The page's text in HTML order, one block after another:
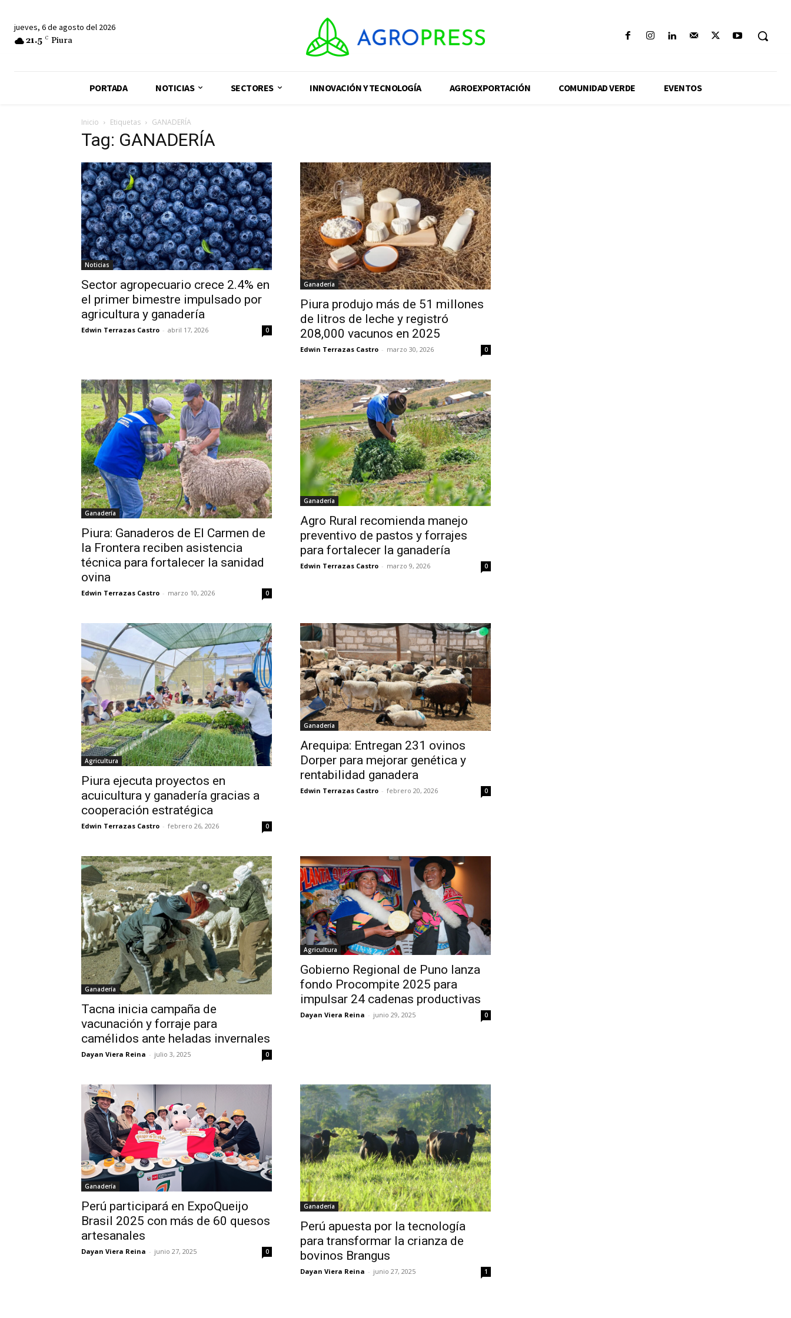
jueves, 6 de agosto del 2026
21.5 C Piura
PORTADA NOTICIAS SECTORES INNOVACIÓN Y TECNOLOGÍA AGROEXPORTACIÓN COMUNIDAD VERDE EVENTOS
Inicio Etiquetas GANADERÍA
Tag: GANADERÍA
Noticias
Sector agropecuario crece 2.4% en
el primer bimestre impulsado por
agricultura y ganadería
Edwin Terrazas Castro - abril 17, 2026 0
Ganadería
Piura produjo más de 51 millones
de litros de leche y registró
208,000 vacunos en 2025
Edwin Terrazas Castro - marzo 30, 2026 0
Ganadería
Piura: Ganaderos de El Carmen de
la Frontera reciben asistencia
técnica para fortalecer la sanidad
ovina
Edwin Terrazas Castro - marzo 10, 2026 0
Ganadería
Agro Rural recomienda manejo
preventivo de pastos y forrajes
para fortalecer la ganadería
Edwin Terrazas Castro - marzo 9, 2026 0
Agricultura
Piura ejecuta proyectos en
acuicultura y ganadería gracias a
cooperación estratégica
Edwin Terrazas Castro - febrero 26, 2026 0
Ganadería
Arequipa: Entregan 231 ovinos
Dorper para mejorar genética y
rentabilidad ganadera
Edwin Terrazas Castro - febrero 20, 2026 0
Ganadería
Tacna inicia campaña de
vacunación y forraje para
camélidos ante heladas invernales
Dayan Viera Reina - julio 3, 2025 0
Agricultura
Gobierno Regional de Puno lanza
fondo Procompite 2025 para
impulsar 24 cadenas productivas
Dayan Viera Reina - junio 29, 2025 0
Ganadería
Perú participará en ExpoQueijo
Brasil 2025 con más de 60 quesos
artesanales
Dayan Viera Reina - junio 27, 2025 0
Ganadería
Perú apuesta por la tecnología
para transformar la crianza de
bovinos Brangus
Dayan Viera Reina - junio 27, 2025 1